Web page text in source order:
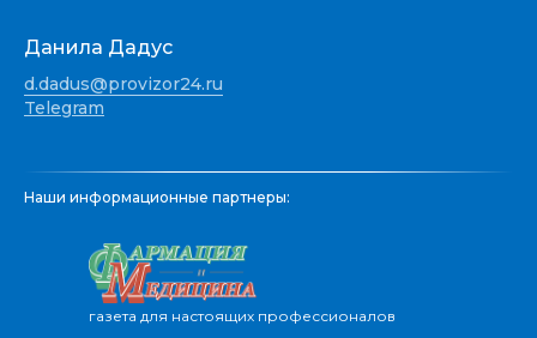
Данила Дадус
d.dadus@provizor24.ru
Telegram
Наши информационные партнеры:
газета для настоящих профессионалов